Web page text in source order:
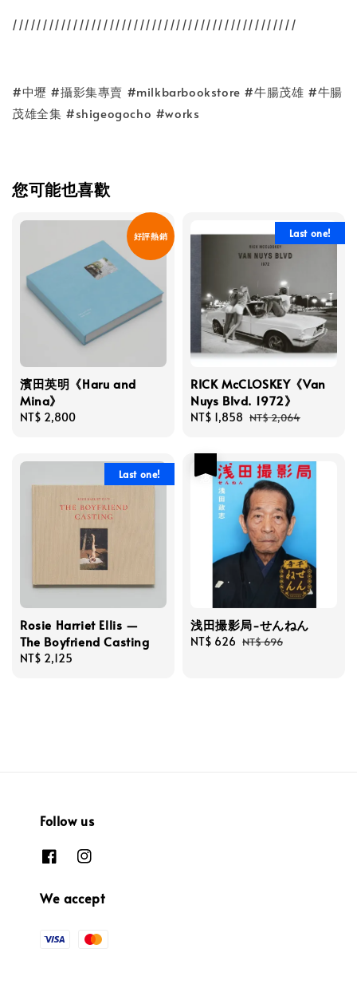
///////////////////////////////////////////////
#中壢 #攝影集專賣 #milkbarbookstore #牛腸茂雄 #牛腸
茂雄全集 #shigeogocho #works
您可能也喜歡
好評熱銷
濱田英明《Haru and
Mina》
Regular
NT$ 2,800
Last one!
RICK McCLOSKEY《Van
Nuys Blvd. 1972》
Sale
NT$ 1,858 Regular
NT$ 2,064
Last one!
Rosie Harriet Ellis —
The Boyfriend Casting
Regular
NT$ 2,125
浅田撮影局-せんねん
Sale
NT$ 626 Regular
NT$ 696
Follow us
We accept